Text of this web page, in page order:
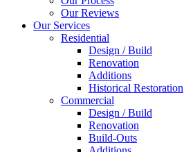
Our Reviews
Our Services
Residential
Design / Build
Renovation
Additions
Historical Restoration
Commercial
Design / Build
Renovation
Build-Outs